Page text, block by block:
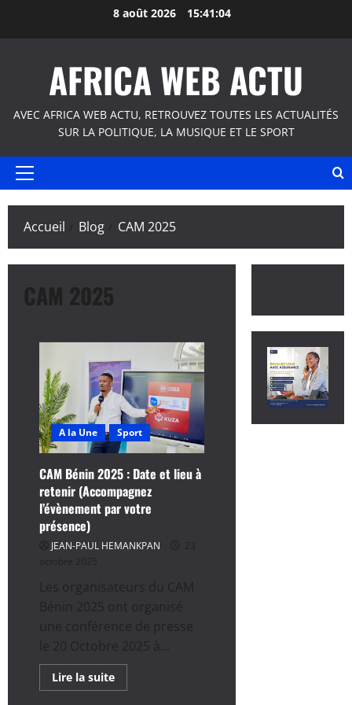
8 août 2026 15:41:05
AFRICA WEB ACTU
AVEC AFRICA WEB ACTU, RETROUVEZ TOUTES LES ACTUALITÉS
SUR LA POLITIQUE, LA MUSIQUE ET LE SPORT
Menu
Accueil Blog CAM 2025
CAM 2025
A la Une Sport
CAM Bénin 2025 : Date et lieu à
retenir (Accompagnez
l’évènement par votre
présence)
JEAN-PAUL HEMANKPAN
23
octobre 2025
Les organisateurs du CAM
Bénin 2025 ont organisé
une conférence de presse
le 20 Octobre 2025 à...
Lire la suiteEn
savoir